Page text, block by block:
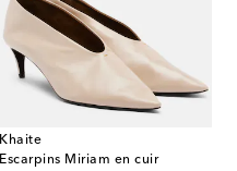
Khaite
Escarpins Miriam en cuir